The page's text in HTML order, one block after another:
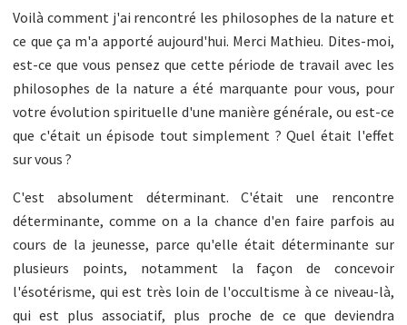
Voilà comment j'ai rencontré les philosophes de la nature et
ce que ça m'a apporté aujourd'hui. Merci Mathieu. Dites-moi,
est-ce que vous pensez que cette période de travail avec les
philosophes de la nature a été marquante pour vous, pour
votre évolution spirituelle d'une manière générale, ou est-ce
que c'était un épisode tout simplement ? Quel était l'effet
sur vous ?
C'est absolument déterminant. C'était une rencontre
déterminante, comme on a la chance d'en faire parfois au
cours de la jeunesse, parce qu'elle était déterminante sur
plusieurs points, notamment la façon de concevoir
l'ésotérisme, qui est très loin de l'occultisme à ce niveau-là,
qui est plus associatif, plus proche de ce que deviendra